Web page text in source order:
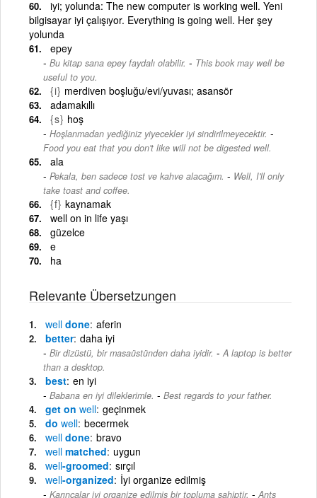
iyi; yolunda: The new computer is working well. Yeni
bilgisayar iyi çalışıyor. Everything is going well. Her şey
yolunda
epey
Bu kitap sana epey faydalı olabilir. - This book may well be
useful to you.
{i} merdiven boşluğu/evi/yuvası; asansör
adamakıllı
{s} hoş
Hoşlanmadan yediğiniz yiyecekler iyi sindirilmeyecektir. -
Food you eat that you don't like will not be digested well.
ala
Pekala, ben sadece tost ve kahve alacağım. - Well, I'll only
take toast and coffee.
{f} kaynamak
well on in life yaşı
güzelce
e
ha
Relevante Übersetzungen
well done aferin
better daha iyi
Bir dizüstü, bir masaüstünden daha iyidir. - A laptop is better
than a desktop.
best en iyi
Babana en iyi dileklerimle. - Best regards to your father.
get on well geçinmek
do well becermek
well done bravo
well matched uygun
well-groomed sırçıl
well-organized İyi organize edilmiş
Karıncalar iyi organize edilmiş bir topluma sahiptir. - Ants